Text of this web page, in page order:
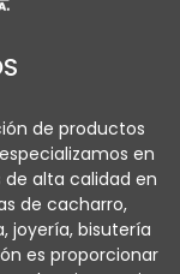
de productos
en
alta calidad en
de cacharro,
joyería, bisutería
es proporcionar